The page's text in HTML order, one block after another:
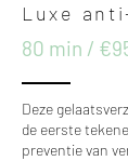
Luxe
80 min /
Deze
de eerste
preventie van